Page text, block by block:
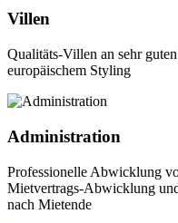
Villen
Qualitäts-Villen an sehr
europäischem Styling
Administration
Professionelle Abwicklung
Mietvertrags-Abwicklung
nach Mietende